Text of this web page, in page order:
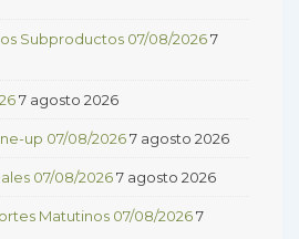
Subproductos 07/08/20267
7 agosto 2026
up 07/08/20267 agosto 2026
07/08/20267 agosto 2026
Matutinos 07/08/20267